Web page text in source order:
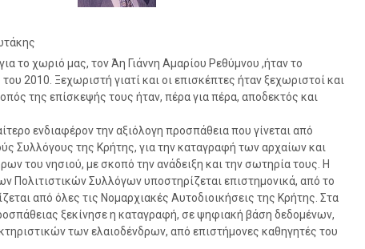
το χωριό μας, τον Άη Γιάννη Αμαρίου Ρεθύμνου ,ήταν το
2010. Ξεχωριστή γιατί και οι επισκέπτες ήταν ξεχωριστοί και
της επίσκεψής τους ήταν, πέρα για πέρα, αποδεκτός και
ενδιαφέρον την αξιόλογη προσπάθεια που γίνεται από
Συλλόγους της Κρήτης, για την καταγραφή των αρχαίων και
του νησιού, με σκοπό την ανάδειξη και την σωτηρία τους. Η
Πολιτιστικών Συλλόγων υποστηρίζεται επιστημονικά, από το
από όλες τις Νομαρχιακές Αυτοδιοικήσεις της Κρήτης. Στα
ξεκίνησε η καταγραφή, σε ψηφιακή βάση δεδομένων,
των ελαιοδένδρων, από επιστήμονες καθηγητές του